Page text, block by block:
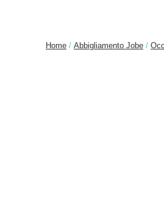
Home / Abbigliamento Jobe /